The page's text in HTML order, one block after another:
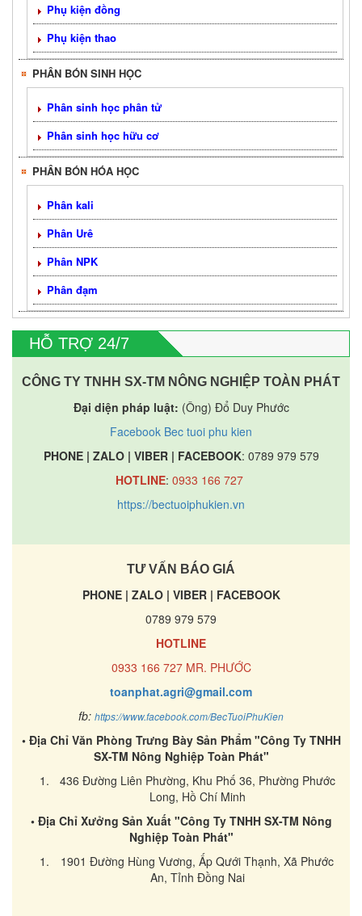
Phụ kiện đồng
Phụ kiện thao
PHÂN BÓN SINH HỌC
Phân sinh học phân tử
Phân sinh học hữu cơ
PHÂN BÓN HÓA HỌC
Phân kali
Phân Urê
Phân NPK
Phân đạm
HỖ TRỢ 24/7
CÔNG TY TNHH SX-TM NÔNG NGHIỆP TOÀN PHÁT
Đại diện pháp luật: (Ông) Đổ Duy Phước
Facebook Bec tuoi phu kien
PHONE | ZALO | VIBER | FACEBOOK: 0789 979 579
HOTLINE: 0933 166 727
https://bectuoiphukien.vn
TƯ VẤN BÁO GIÁ
PHONE | ZALO | VIBER | FACEBOOK
0789 979 579
HOTLINE
0933 166 727 MR. PHƯỚC
toanphat.agri@gmail.com
fb: https://www.facebook.com/BecTuoiPhuKien
• Địa Chỉ Văn Phòng Trưng Bày Sản Phẩm "Công Ty TNHH
SX-TM Nông Nghiệp Toàn Phát"
436 Đường Liên Phường, Khu Phố 36, Phường Phước
Long, Hồ Chí Minh
• Địa Chỉ Xưởng Sản Xuất "Công Ty TNHH SX-TM Nông
Nghiệp Toàn Phát"
1901 Đường Hùng Vương, Ấp Qưới Thạnh, Xã Phước
An, Tỉnh Đồng Nai